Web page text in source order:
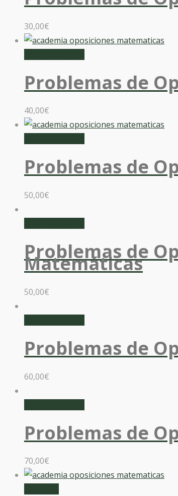
30,00€
Problemas de
40,00€
Problemas de
50,00€
Problemas de
Matemáticas
50,00€
Problemas de
60,00€
Problemas de
70,00€